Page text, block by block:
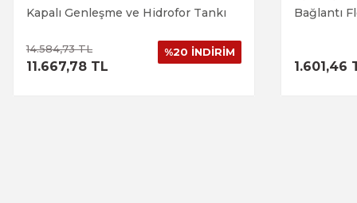
Kapalı Genleşme ve Hidrofor Tankı
14.584,73 TL
11.667,78 TL
%20 İNDİRİM
ÜRÜNÜ İNCELE
Bağlantı
1.601,46